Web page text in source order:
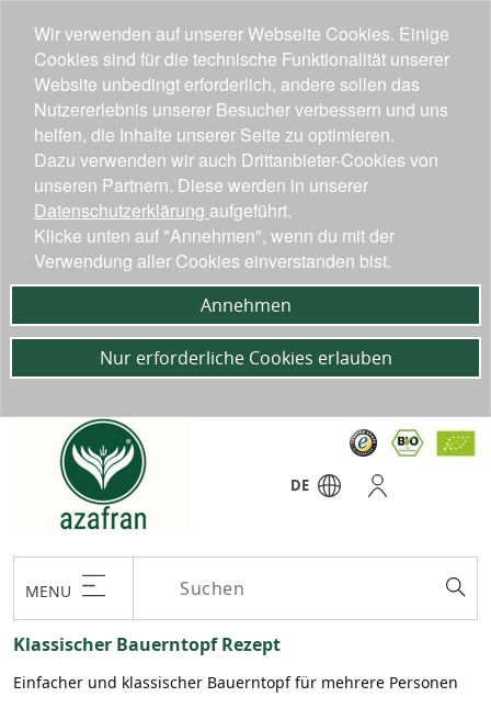
DE
MENU
Klassischer Bauerntopf Rezept
Einfacher und klassischer Bauerntopf für mehrere Personen
Wir verwenden auf unserer Webseite Cookies. Einige
Cookies sind für die technische Funktionalität unserer
Website unbedingt erforderlich, andere sollen das
Nutzererlebnis unserer Besucher verbessern und uns
helfen, die Inhalte unserer Seite zu optimieren.
Dazu verwenden wir auch Drittanbieter-Cookies von
unseren Partnern. Diese werden in unserer
Datenschutzerklärung aufgeführt.
Klicke unten auf "Annehmen", wenn du mit der
Verwendung aller Cookies einverstanden bist.
Annehmen
Nur erforderliche Cookies erlauben